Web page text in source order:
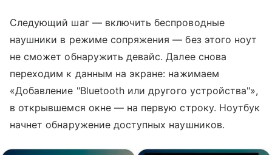
Следующий шаг — включить беспроводные
наушники в режиме сопряжения — без этого ноут
не сможет обнаружить девайс. Далее снова
переходим к данным на экране: нажимаем
«Добавление "Bluetooth или другого устройства"»,
в открывшемся окне — на первую строку. Ноутбук
начнет обнаружение доступных наушников.